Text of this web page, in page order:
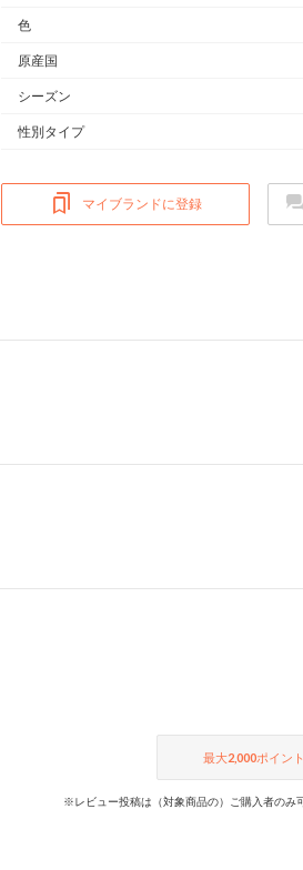
色
原産国
シーズン
性別タイプ
マイブランドに登録
最大2,000ポイン
※レビュー投稿は（対象商品の）ご購入者のみ